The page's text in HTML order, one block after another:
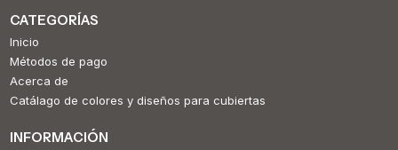
CATEGORÍAS
Inicio
Métodos de pago
Acerca de
Catálago de colores y diseños para cubiertas
INFORMACIÓN